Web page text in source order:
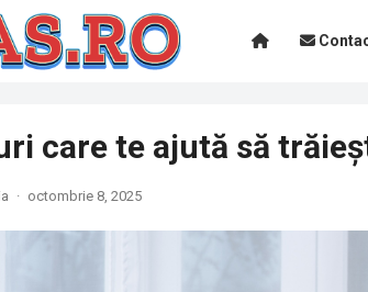
care te ajută să
· octombrie 8, 2025